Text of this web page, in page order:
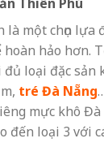
một chọn lựa
hảo hơn.
đủ loại đặc sản
tré Đà Nẵng
mực khô Đà
đến loại 3 với